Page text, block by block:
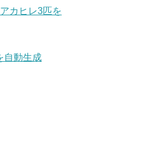
カヒレ3匹を
自動生成